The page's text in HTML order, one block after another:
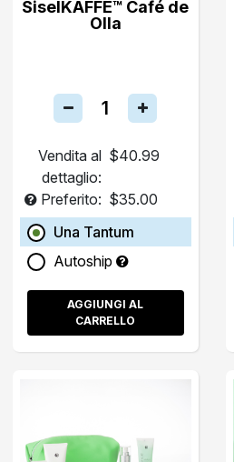
SiselKAFFÉ™ Café de
Olla
Vendita al
dettaglio:
$40.99
Preferito: $35.00
Una Tantum
Autoship
AGGIUNGI AL
CARRELLO